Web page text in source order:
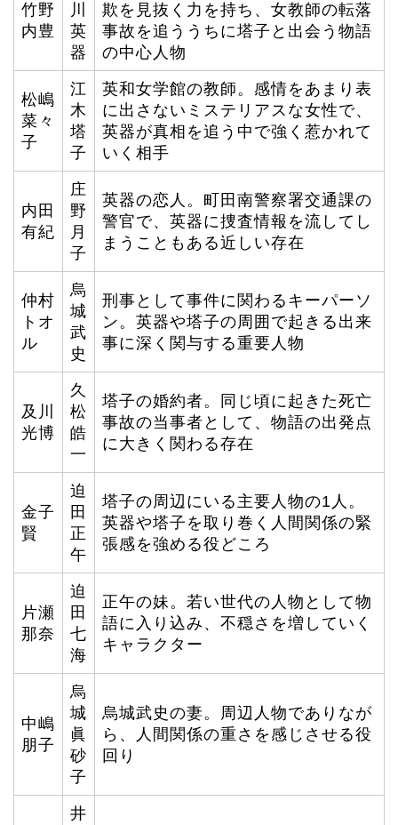
竹野
内豊
川
英
器
欺を見抜く力を持ち、女教師の転落
事故を追ううちに塔子と出会う物語
の中心人物
松嶋
菜々
子
江
木
塔
子
英和女学館の教師。感情をあまり表
に出さないミステリアスな女性で、
英器が真相を追う中で強く惹かれて
いく相手
内田
有紀
庄
野
月
子
英器の恋人。町田南警察署交通課の
警官で、英器に捜査情報を流してし
まうこともある近しい存在
仲村
トオ
ル
烏
城
武
史
刑事として事件に関わるキーパーソ
ン。英器や塔子の周囲で起きる出来
事に深く関与する重要人物
及川
光博
久
松
皓
一
塔子の婚約者。同じ頃に起きた死亡
事故の当事者として、物語の出発点
に大きく関わる存在
金子
賢
迫
田
正
午
塔子の周辺にいる主要人物の1人。
英器や塔子を取り巻く人間関係の緊
張感を強める役どころ
片瀬
那奈
迫
田
七
海
正午の妹。若い世代の人物として物
語に入り込み、不穏さを増していく
キャラクター
中嶋
朋子
烏
城
眞
砂
子
烏城武史の妻。周辺人物でありなが
ら、人間関係の重さを感じさせる役
回り
井